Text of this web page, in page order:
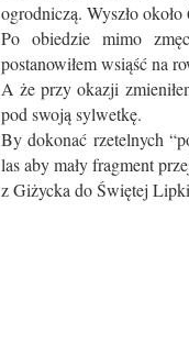
ogrodniczą. Wyszło
Po obiedzie mimo
postanowiłem wsiąść na
A że przy okazji
pod swoją sylwetkę.
By dokonać rzetelnych
las aby mały fragment
z Giżycka do Świętej